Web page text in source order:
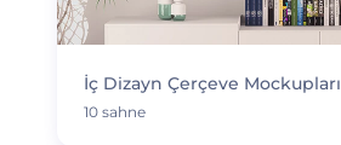
İç Dizayn Çerçeve Mockupları
10 sahne